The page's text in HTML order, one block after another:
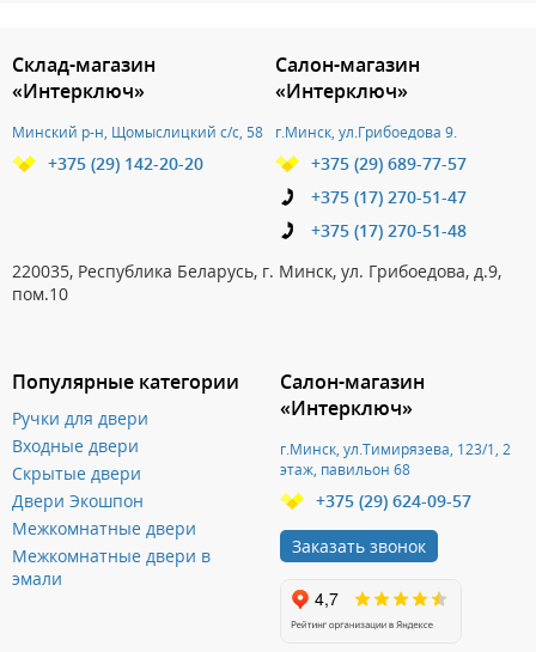
Популярные категории
Ручки для двери
Входные двери
Скрытые двери
Двери Экошпон
Межкомнатные двери
Межкомнатные двери в
эмали
Склад-магазин
«Интерключ»
Минский р-н, Щомыслицкий с/с, 58
+375 (29) 142-20-20
Салон-магазин
«Интерключ»
г.Минск, ул.Грибоедова 9.
+375 (29) 689-77-57
+375 (17) 270-51-47
+375 (17) 270-51-48
220035, Республика Беларусь, г. Минск, ул. Грибоедова, д.9,
пом.10
Салон-магазин
«Интерключ»
г.Минск, ул.Тимирязева, 123/1, 2
этаж, павильон 68
+375 (29) 624-09-57
Заказать звонок